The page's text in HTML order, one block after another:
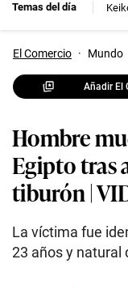
Temas del día
El Comercio · Mundo
Añadir El
Hombre
Egipto tras
tiburón |
La víctima fue
23 años y natural